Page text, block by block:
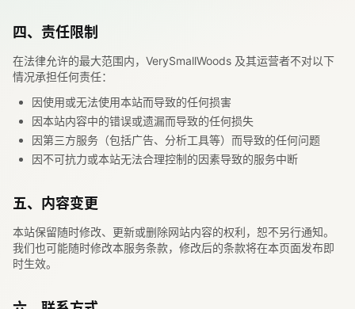
四、责任限制
在法律允许的最大范围内， VerySmallWoods 及其运营者不对以下
情况承担任何责任：
因使用或无法使用本站而导致的任何损害
因本站内容中的错误或遗漏而导致的任何损失
因第三方服务（包括广告、分析工具等）而导致的任何问题
因不可抗力或本站无法合理控制的因素导致的服务中断
五、内容变更
本站保留随时修改、更新或删除网站内容的权利，恕不另行通知。
我们也可能随时修改本服务条款，修改后的条款将在本页面发布即
时生效。